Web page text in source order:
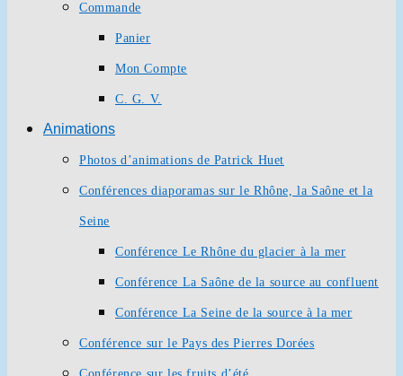
Commande
Panier
Mon Compte
C. G. V.
Animations
Photos d’animations de Patrick Huet
Conférences diaporamas sur le Rhône, la Saône et la
Seine
Conférence Le Rhône du glacier à la mer
Conférence La Saône de la source au confluent
Conférence La Seine de la source à la mer
Conférence sur le Pays des Pierres Dorées